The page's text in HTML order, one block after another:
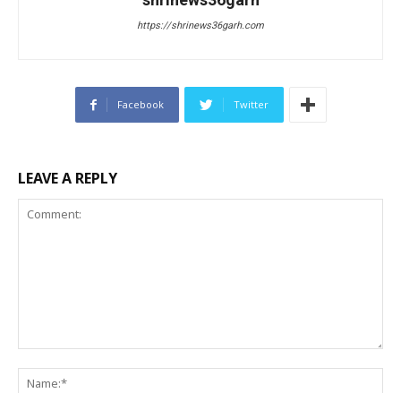
https://shrinews36garh.com
Facebook Twitter
LEAVE A REPLY